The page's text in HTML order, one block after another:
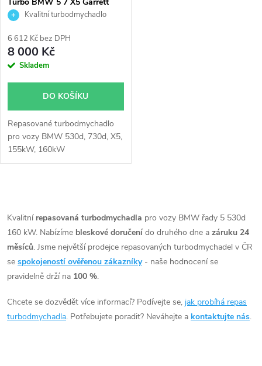
p
r
o
u
k
ů
p
r
o
d
u
k
ů
742730Kvalitní turbodmychadlo
6 612 Kč bez DPH
8 000 Kč
Skladem
DO KOŠÍKU
Repasované turbodmychadlo
pro vozy BMW 530d, 730d, X5,
155kW, 160kW
v
l
á
a
Kvalitní repasovaná turbodmychadla pro vozy BMW řady 5 530d
160 kW. Nabízíme bleskové doručení do druhého dne a záruku 24
měsíců. Jsme největší prodejce repasovaných turbodmychadel v ČR
se spokojeností ověřenou zákazníky - naše hodnocení se
pravidelně drží na 100 %.
Chcete se dozvědět více informací? Podívejte se, jak probíhá repas
turbodmychadla. Potřebujete poradit? Neváhejte a kontaktujte nás.